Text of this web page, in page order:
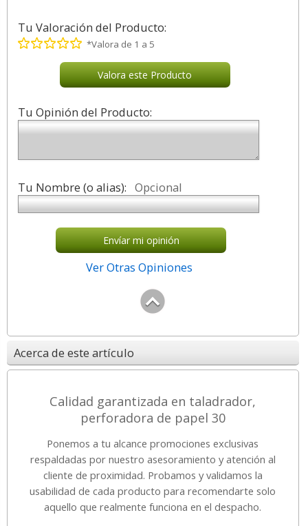
Tu Valoración del Producto:
*Valora de 1 a 5
Valora este Producto
Tu Opinión del Producto:
Tu Nombre (o alias): Opcional
Envíar mi opinión
Ver Otras Opiniones
Acerca de este artículo
Calidad garantizada en taladrador,
perforadora de papel 30
Ponemos a tu alcance promociones exclusivas
respaldadas por nuestro asesoramiento y atención al
cliente de proximidad. Probamos y validamos la
usabilidad de cada producto para recomendarte solo
aquello que realmente funciona en el despacho.